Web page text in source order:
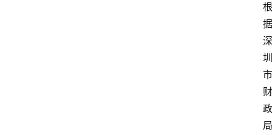
根
据
深
圳
市
财
政
局